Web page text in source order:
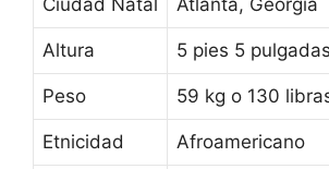
Altura 5 pies 5
Peso 59 kg o 130
Etnicidad Afroamericano